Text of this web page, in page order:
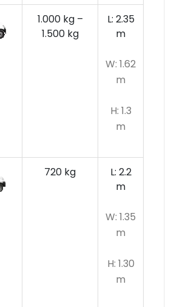
1.000 kg –
1.500 kg
L: 2.35
m
W: 1.62
m
H: 1.3
m
720 kg
L: 2.2
m
W: 1.35
m
H: 1.30
m